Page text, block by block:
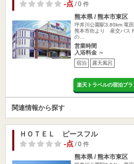
-点/ 0 件
熊本県 / 熊本市東区
坪井川公園駅3.80km 竜
熊本市街より 産交バス
の…
営業時間
入浴料金 ～
宿泊 露天風呂
楽天トラベルの宿泊プラ
関連情報から探す
ＨＯＴＥＬ ピースフル
-点/ 0 件
熊本県 / 熊本市東区